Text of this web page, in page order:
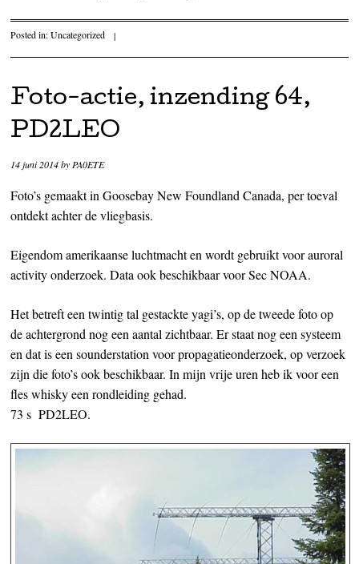
Posted in:Uncategorized |
Foto-actie, inzending 64,
PD2LEO
14 juni 2014byPA0ETE
Foto’s gemaakt in Goosebay New Foundland Canada, per toeval
ontdekt achter de vliegbasis.
Eigendom amerikaanse luchtmacht en wordt gebruikt voor auroral
activity onderzoek. Data ook beschikbaar voor Sec NOAA.
Het betreft een twintig tal gestackte yagi’s, op de tweede foto op
de achtergrond nog een aantal zichtbaar. Er staat nog een systeem
en dat is een sounderstation voor propagatieonderzoek, op verzoek
zijn die foto’s ook beschikbaar. In mijn vrije uren heb ik voor een
fles whisky een rondleiding gehad.
73 s PD2LEO.